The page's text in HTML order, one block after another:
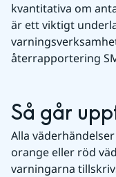
kvantitativa om
är ett viktigt
återrapportering
Så går
Alla
orange eller röd
varningarna